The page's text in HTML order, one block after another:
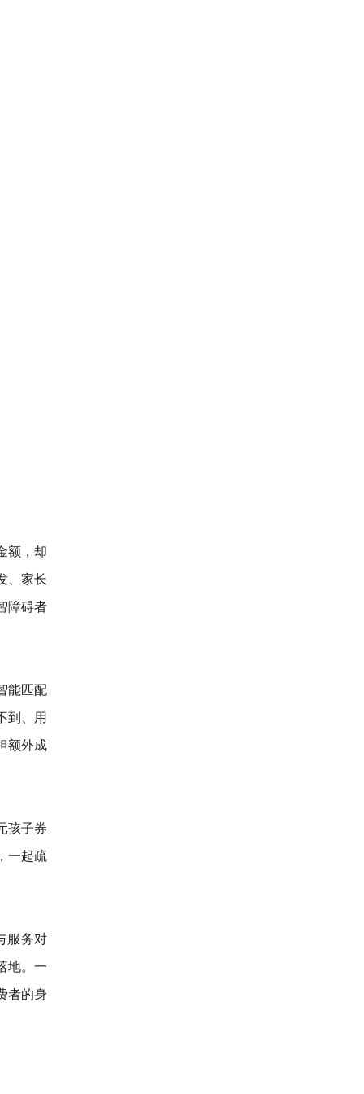
额，却
、家长
障碍者
能匹配
到、用
额外成
孩子券
一起疏
服务对
地。一
者的身